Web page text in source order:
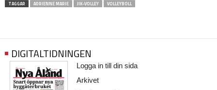
TAGGAR ADRIENNE MARIE JIK-VOLLEY VOLLEYBOLL
DIGITALTIDNINGEN
Logga in till din sida
Arkivet